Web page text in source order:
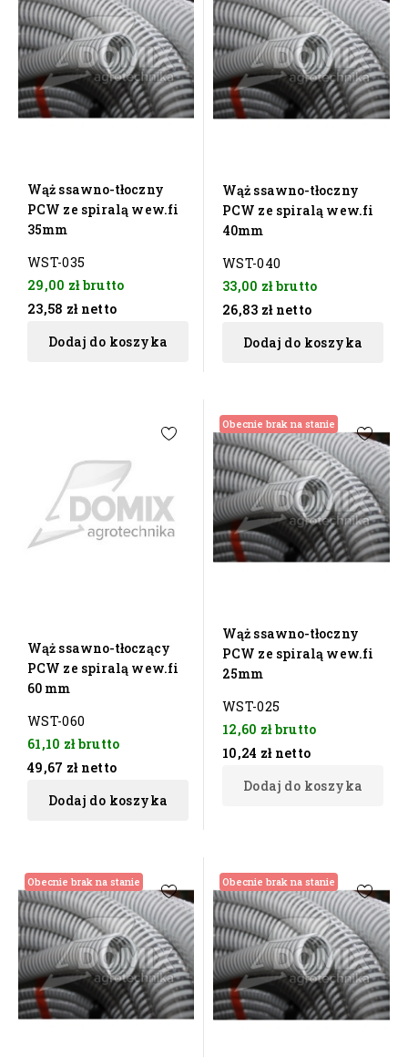
Wąż ssawno-tłoczny
PCW ze spiralą wew.fi
35mm
WST-035
29,00 złbrutto
23,58 zł netto
Dodaj do koszyka
Wąż ssawno-tłoczny
PCW ze spiralą wew.fi
40mm
WST-040
33,00 złbrutto
26,83 zł netto
Dodaj do koszyka
Wąż ssawno-tłoczący
PCW ze spiralą wew.fi
60 mm
WST-060
61,10 złbrutto
49,67 zł netto
Dodaj do koszyka
Obecnie brak na stanie
Wąż ssawno-tłoczny
PCW ze spiralą wew.fi
25mm
WST-025
12,60 złbrutto
10,24 zł netto
Dodaj do koszyka
Obecnie brak na stanie Obecnie brak na stanie